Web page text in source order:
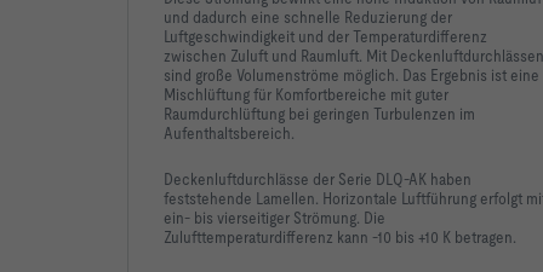
und dadurch eine schnelle Reduzierung der
Luftgeschwindigkeit und der Temperaturdifferenz
zwischen Zuluft und Raumluft. Mit Deckenluftdurchlässen
sind große Volumenströme möglich. Das Ergebnis ist eine
Mischlüftung für Komfortbereiche mit guter
Raumdurchlüftung bei geringen Turbulenzen im
Aufenthaltsbereich.
Deckenluftdurchlässe der Serie DLQ-AK haben
feststehende Lamellen. Horizontale Luftführung erfolgt
ein- bis vierseitiger Strömung. Die
Zulufttemperaturdifferenz kann -10 bis +10 K betragen.